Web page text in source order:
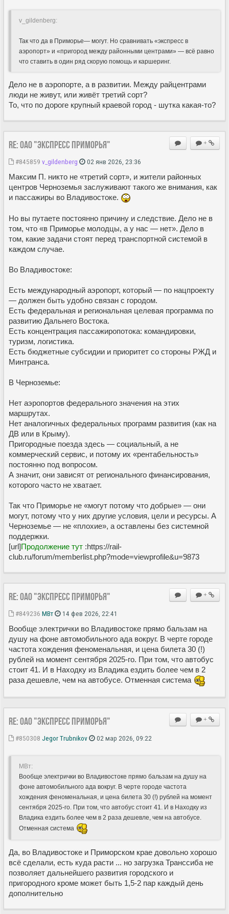
v_gildenberg:
Так что да в Приморье— могут. Но сравнивать «экспресс в
аэропорт» и «пригород между районными центрами» — всё равно
что ставить в один ряд скорую помощь и каршеринг.
Дело не в аэропорте, а в развитии. Между райцентрами
люди не живут, или живëт третий сорт?
То, что по дороге крупный краевой город - шутка какая-то?
+
Re: ОАО "Экспресс Приморья"
#845859 v_gildenberg 02 янв 2026, 23:36
Максим П. никто не «третий сорт», и жители районных
центров Черноземья заслуживают такого же внимания, как
и пассажиры во Владивостоке.
Но вы путаете постоянно причину и следствие. Дело не в
том, что «в Приморье молодцы, а у нас — нет». Дело в
том, какие задачи стоят перед транспортной системой в
каждом случае.
Во Владивостоке:
Есть международный аэропорт, который — по нацпроекту
— должен быть удобно связан с городом.
Есть федеральная и региональная целевая программа по
развитию Дальнего Востока.
Есть концентрация пассажиропотока: командировки,
туризм, логистика.
Есть бюджетные субсидии и приоритет со стороны РЖД и
Минтранса.
В Черноземье:
Нет аэропортов федерального значения на этих
маршрутах.
Нет аналогичных федеральных программ развития (как на
ДВ или в Крыму).
Пригородные поезда здесь — социальный, а не
коммерческий сервис, и потому их «рентабельность»
постоянно под вопросом.
А значит, они зависят от регионального финансирования,
которого часто не хватает.
Так что Приморье не «могут потому что добрые» — они
могут, потому что у них другие условия, цели и ресурсы. А
Черноземье — не «плохие», а оставлены без системной
поддержки.
[url]Продолжение тут :https://rail-
club.ru/forum/memberlist.php?mode=viewprofile&u=9873
+
Re: ОАО "Экспресс Приморья"
#849236 МВт 14 фев 2026, 22:41
Вообще электрички во Владивостоке прямо бальзам на
душу на фоне автомобильного ада вокруг. В черте городе
частота хождения феноменальная, и цена билета 30 (!)
рублей на момент сентября 2025-го. При том, что автобус
стоит 41. И в Находку из Владика ездить более чем в 2
раза дешевле, чем на автобусе. Отменная система
+
Re: ОАО "Экспресс Приморья"
#850308 Jegor Trubnikov 02 мар 2026, 09:22
МВт:
Вообще электрички во Владивостоке прямо бальзам на душу на
фоне автомобильного ада вокруг. В черте городе частота
хождения феноменальная, и цена билета 30 (!) рублей на момент
сентября 2025-го. При том, что автобус стоит 41. И в Находку из
Владика ездить более чем в 2 раза дешевле, чем на автобусе.
Отменная система
Да, во Владивостоке и Приморском крае довольно хорошо
всё сделали, есть куда расти ... но загрузка Транссиба не
позволяет дальнейшего развития городского и
пригородного кроме может быть 1,5-2 пар каждый день
дополнительно